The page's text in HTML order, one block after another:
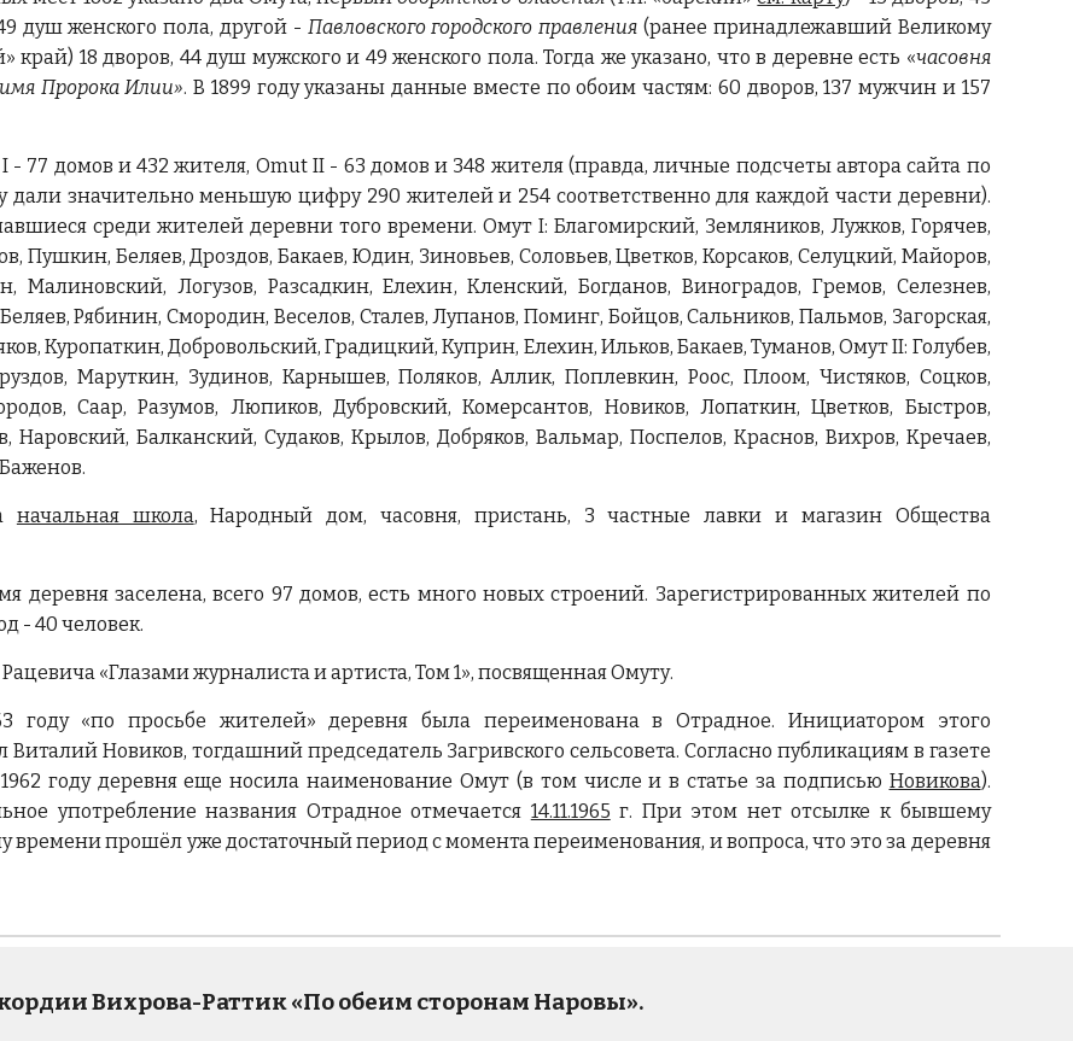
душ женского пола, другой - Павловского городского правления (ранее принадлежавший Великому
край) 18 дворов, 44 душ мужского и 49 женского пола. Тогда же указано, что в деревне есть «часовня
Пророка Илии». В 1899 году указаны данные вместе по обоим частям: 60 дворов, 137 мужчин и 157
I - 77 домов и 432 жителя, Omut II - 63 домов и 348 жителя (правда, личные подсчеты автора сайта по
дали значительно меньшую цифру 290 жителей и 254 соответственно для каждой части деревни).
среди жителей деревни того времени. Омут I: Благомирский, Земляников, Лужков, Горячев,
Пушкин, Беляев, Дроздов, Бакаев, Юдин, Зиновьев, Соловьев, Цветков, Корсаков, Селуцкий, Майоров,
Малиновский, Логузов, Разсадкин, Елехин, Кленский, Богданов, Виноградов, Гремов, Селезнев,
Рябинин, Смородин, Веселов, Сталев, Лупанов, Поминг, Бойцов, Сальников, Пальмов, Загорская,
Куропаткин, Добровольский, Градицкий, Куприн, Елехин, Ильков, Бакаев, Туманов, Омут II: Голубев,
Маруткин, Зудинов, Карнышев, Поляков, Аллик, Поплевкин, Роос, Плоом, Чистяков, Соцков,
Саар, Разумов, Люпиков, Дубровский, Комерсантов, Новиков, Лопаткин, Цветков, Быстров,
Наровский, Балканский, Судаков, Крылов, Добряков, Вальмар, Поспелов, Краснов, Вихров, Кречаев,
начальная школа, Народный дом, часовня, пристань, 3 частные лавки и магазин Общества
деревня заселена, всего 97 домов, есть много новых строений. Зарегистрированных жителей по
- 40 человек.
Рацевича «Глазами журналиста и артиста, Том 1», посвященная Омуту.
году «по просьбе жителей» деревня была переименована в Отрадное. Инициатором этого
Новиков, тогдашний председатель Загривского сельсовета. Согласно публикациям в газете
году деревня еще носила наименование Омут (в том числе и в статье за подписью Новикова).
употребление названия Отрадное отмечается 14.11.1965 г. При этом нет отсылке к бывшему
времени прошёл уже достаточный период с момента переименования, и вопроса, что это за деревня
Вихрова-Раттик «По обеим сторонам Наровы».